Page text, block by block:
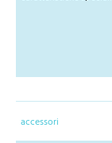
accessori